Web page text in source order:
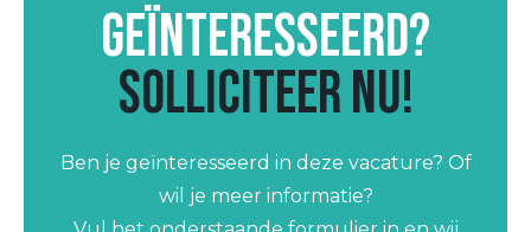
Geïnteresseerd?
Solliciteer nu!
Ben je geïnteresseerd in deze vacature? Of
wil je meer informatie?